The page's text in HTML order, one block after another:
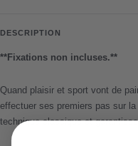
DESCRIPTION
**Fixations non incluses.**
Quand plaisir et sport vont de
effectuer ses premiers pas sur
technique classique et